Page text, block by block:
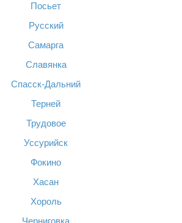
Посьет
Русский
Самарга
Славянка
Спасск-Дальний
Терней
Трудовое
Уссурийск
Фокино
Хасан
Хороль
Черниговка